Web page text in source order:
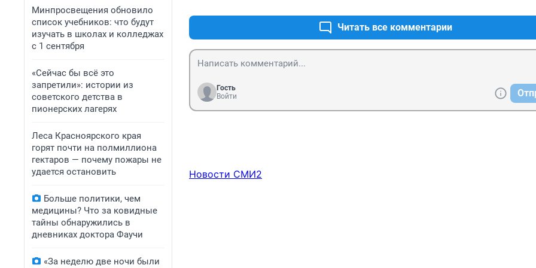
Минпросвещения обновило
список учебников: что будут
изучать в школах и колледжах
с 1 сентября
«Сейчас бы всё это
запретили»: истории из
советского детства в
пионерских лагерях
Леса Красноярского края
горят почти на полмиллиона
гектаров — почему пожары не
удается остановить
Больше политики, чем
медицины? Что за ковидные
тайны обнаружились в
дневниках доктора Фаучи
«За неделю две ночи были
Читать все комментарии
Гость
Войти
Новости СМИ2